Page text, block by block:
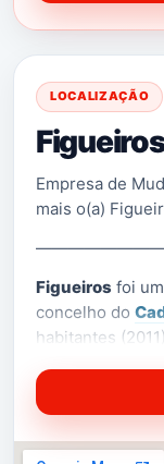
LOCALIZAÇÃO
Figueiros
Empresa de
mais o(a)
Figueiros foi
concelho do
habitantes (2011)
Foi extinta em
administrativa
denominada